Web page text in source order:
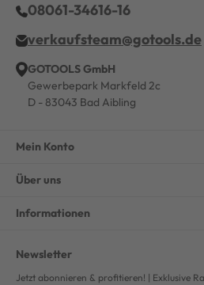
08061-34616-16
verkaufsteam@gotools.de
GOTOOLS GmbH
Gewerbepark Markfeld 2c
D - 83043 Bad Aibling
Mein Konto
Über uns
Informationen
Newsletter
Jetzt abonnieren & profitieren! | Exklusive